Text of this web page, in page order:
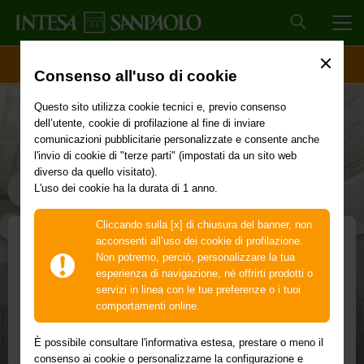
Consenso all'uso di cookie
Questo sito utilizza cookie tecnici e, previo consenso
dell’utente, cookie di profilazione al fine di inviare
comunicazioni pubblicitarie personalizzate e consente anche
l'invio di cookie di "terze parti" (impostati da un sito web
diverso da quello visitato).
L'uso dei cookie ha la durata di 1 anno.
Cliccando sulla [x] di chiusura del banner, non
acconsenti all’uso dei cookie di profilazione.
Non potremo, perciò, personalizzare la tua
esperienza di navigazione, né offrirti prodotti o
servizi in linea con le tue preferenze o i tuoi
comportamenti online.
È possibile consultare l'informativa estesa, prestare o meno il
consenso ai cookie o personalizzarne la configurazione e
Incassa con bonifico online
irrevocabile
L'alternativa per il tuo e-commerce agli incassi